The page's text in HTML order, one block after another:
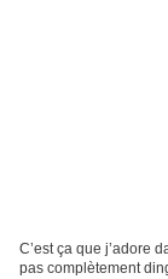
C’est ça que j’adore
pas complètement